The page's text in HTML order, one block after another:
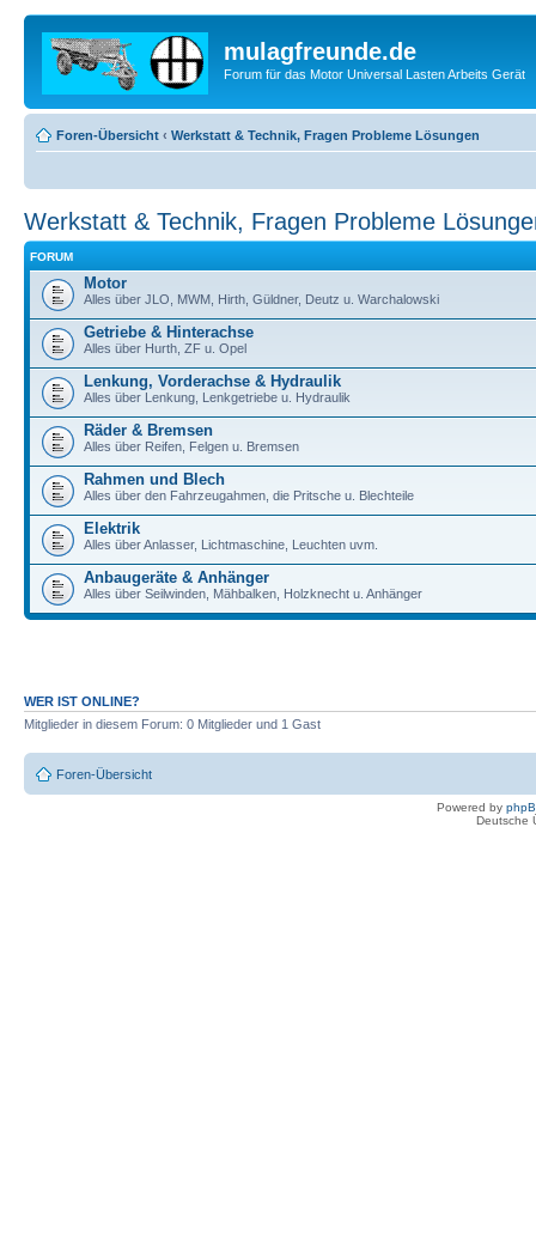
mulagfreunde.de
Forum für das Motor Universal Lasten Arbeits Gerät
Foren-Übersicht ‹ Werkstatt & Technik, Fragen Probleme Lösungen
Werkstatt & Technik, Fragen Probleme
FORUM
Motor
Alles über JLO, MWM, Hirth, Güldner, Deutz u. Warchalowski
Getriebe & Hinterachse
Alles über Hurth, ZF u. Opel
Lenkung, Vorderachse & Hydraulik
Alles über Lenkung, Lenkgetriebe u. Hydraulik
Räder & Bremsen
Alles über Reifen, Felgen u. Bremsen
Rahmen und Blech
Alles über den Fahrzeugahmen, die Pritsche u. Blechteile
Elektrik
Alles über Anlasser, Lichtmaschine, Leuchten uvm.
Anbaugeräte & Anhänger
Alles über Seilwinden, Mähbalken, Holzknecht u. Anhänger
WER IST ONLINE?
Mitglieder in diesem Forum: 0 Mitglieder und 1 Gast
Foren-Übersicht
Powered by
Deutsche